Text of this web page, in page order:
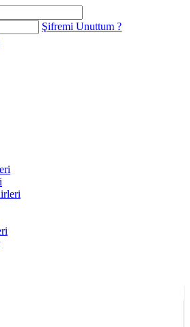
Şifremi Unuttum ?